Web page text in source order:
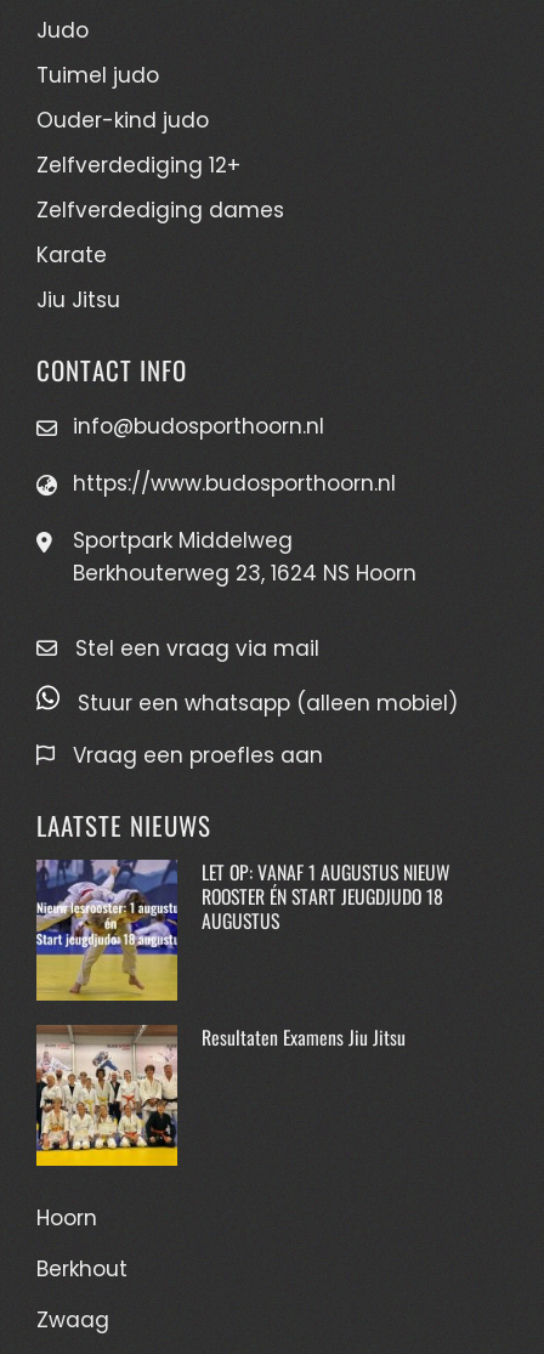
Judo
Tuimel judo
Ouder-kind judo
Zelfverdediging 12+
Zelfverdediging dames
Karate
Jiu Jitsu
CONTACT INFO
info@budosporthoorn.nl
https://www.budosporthoorn.nl
Sportpark Middelweg
Berkhouterweg 23, 1624 NS Hoorn
Stel een vraag via mail
Stuur een whatsapp (alleen mobiel)
Vraag een proefles aan
LAATSTE NIEUWS
LET OP: VANAF 1 AUGUSTUS NIEUW
ROOSTER ÉN START JEUGDJUDO 18
AUGUSTUS
Resultaten Examens Jiu Jitsu
Hoorn
Berkhout
Zwaag